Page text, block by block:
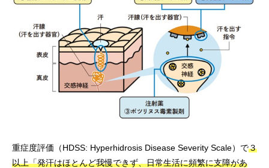
重症度評価（HDSS: Hyperhidrosis Disease Severity Scale）で３
以上「発汗はほとんど我慢できず、日常生活に頻繁に支障があ